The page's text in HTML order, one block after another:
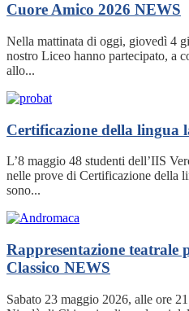
Cuore Amico 2026 NEWS
Nella mattinata di oggi, giovedì 4
nostro Liceo hanno partecipato, a
allo...
Certificazione della lingua
L’8 maggio 48 studenti dell’IIS
nelle prove di Certificazione della
sono...
Rappresentazione teatrale
Classico NEWS
Sabato 23 maggio 2026, alle ore